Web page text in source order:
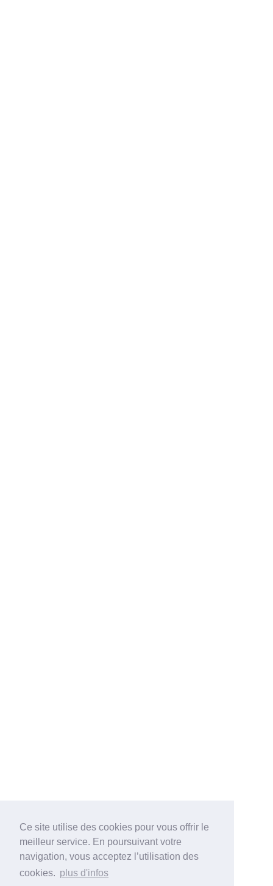
Ce site utilise des cookies pour vous offrir le
meilleur service. En poursuivant votre
navigation, vous acceptez l’utilisation des
cookies. plus d'infos